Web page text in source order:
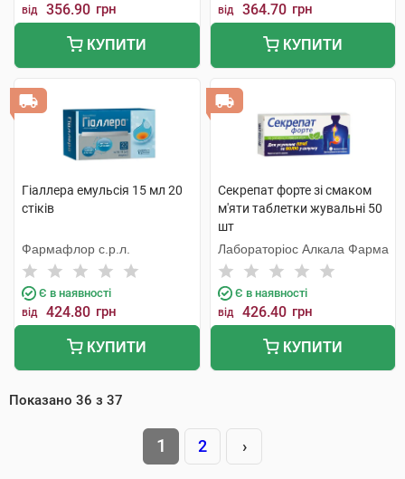
від 356.90 грн
КУПИТИ
від 364.70 грн
КУПИТИ
Гіаллера емульсія 15 мл 20
стіків
Фармафлор с.р.л.
Є в наявності
від 424.80 грн
КУПИТИ
Секрепат форте зі смаком
м'яти таблетки жувальні 50
шт
Лабораторіос Алкала Фарма
Є в наявності
від 426.40 грн
КУПИТИ
Показано 36 з 37
1 2 ›